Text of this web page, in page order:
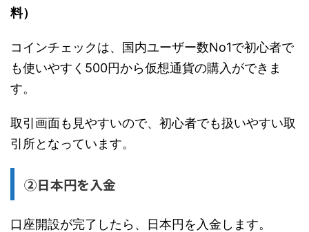
料）
コインチェックは、国内ユーザー数No1で初心者で
も使いやすく500円から仮想通貨の購入ができま
す。
取引画面も見やすいので、初心者でも扱いやすい取
引所となっています。
②日本円を入金
口座開設が完了したら、日本円を入金します。